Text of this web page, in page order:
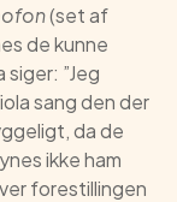
(set af
de kunne
”Jeg
sang den der
da de
ikke ham
forestillingen